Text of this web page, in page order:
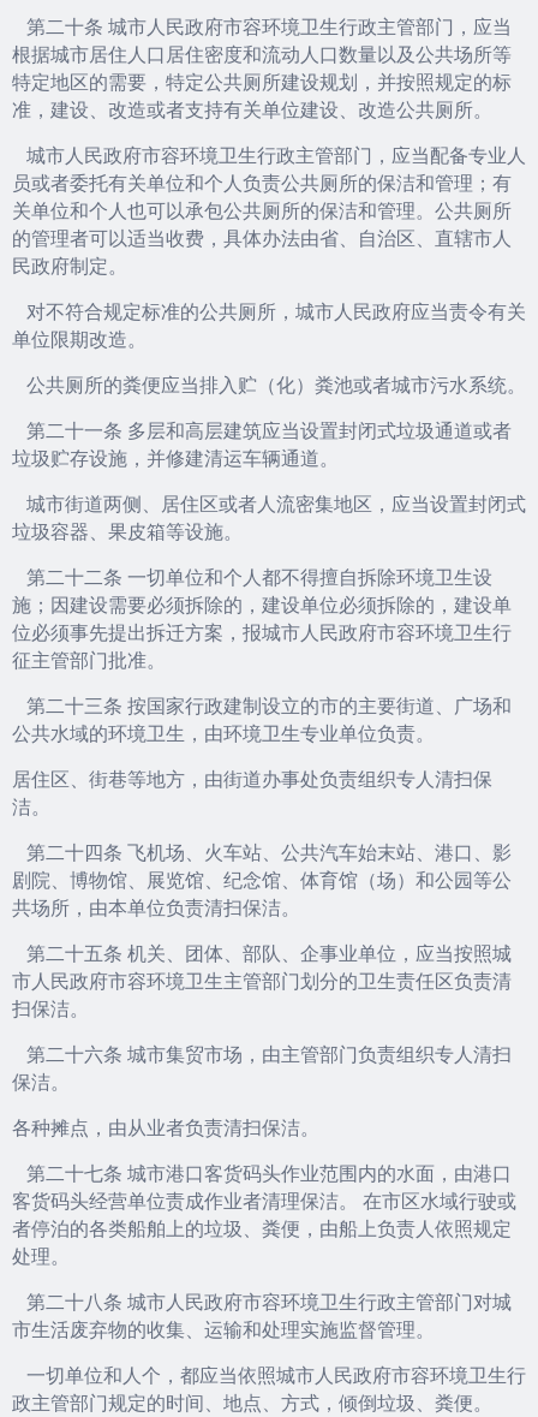
第二十条 城市人民政府市容环境卫生行政主管部门，应当
根据城市居住人口居住密度和流动人口数量以及公共场所等
特定地区的需要，特定公共厕所建设规划，并按照规定的标
准，建设、改造或者支持有关单位建设、改造公共厕所。
城市人民政府市容环境卫生行政主管部门，应当配备专业人
员或者委托有关单位和个人负责公共厕所的保洁和管理；有
关单位和个人也可以承包公共厕所的保洁和管理。公共厕所
的管理者可以适当收费，具体办法由省、自治区、直辖市人
民政府制定。
对不符合规定标准的公共厕所，城市人民政府应当责令有关
单位限期改造。
公共厕所的粪便应当排入贮（化）粪池或者城市污水系统。
第二十一条 多层和高层建筑应当设置封闭式垃圾通道或者
垃圾贮存设施，并修建清运车辆通道。
城市街道两侧、居住区或者人流密集地区，应当设置封闭式
垃圾容器、果皮箱等设施。
第二十二条 一切单位和个人都不得擅自拆除环境卫生设
施；因建设需要必须拆除的，建设单位必须拆除的，建设单
位必须事先提出拆迁方案，报城市人民政府市容环境卫生行
征主管部门批准。
第二十三条 按国家行政建制设立的市的主要街道、广场和
公共水域的环境卫生，由环境卫生专业单位负责。
居住区、街巷等地方，由街道办事处负责组织专人清扫保
洁。
第二十四条 飞机场、火车站、公共汽车始末站、港口、影
剧院、博物馆、展览馆、纪念馆、体育馆（场）和公园等公
共场所，由本单位负责清扫保洁。
第二十五条 机关、团体、部队、企事业单位，应当按照城
市人民政府市容环境卫生主管部门划分的卫生责任区负责清
扫保洁。
第二十六条 城市集贸市场，由主管部门负责组织专人清扫
保洁。
各种摊点，由从业者负责清扫保洁。
第二十七条 城市港口客货码头作业范围内的水面，由港口
客货码头经营单位责成作业者清理保洁。 在市区水域行驶或
者停泊的各类船舶上的垃圾、粪便，由船上负责人依照规定
处理。
第二十八条 城市人民政府市容环境卫生行政主管部门对城
市生活废弃物的收集、运输和处理实施监督管理。
一切单位和人个，都应当依照城市人民政府市容环境卫生行
政主管部门规定的时间、地点、方式，倾倒垃圾、粪便。